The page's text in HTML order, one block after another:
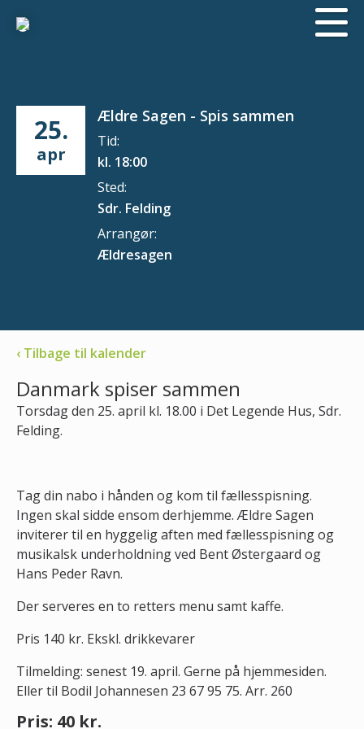
25.
apr
Ældre Sagen - Spis sammen
Tid:
kl. 18:00
Sted:
Sdr. Felding
Arrangør:
Ældresagen
‹ Tilbage til kalender
Danmark spiser sammen
Torsdag den 25. april kl. 18.00 i Det Legende Hus, Sdr.
Felding.
Tag din nabo i hånden og kom til fællesspisning.
Ingen skal sidde ensom derhjemme. Ældre Sagen
inviterer til en hyggelig aften med fællesspisning og
musikalsk underholdning ved Bent Østergaard og
Hans Peder Ravn.
Der serveres en to retters menu samt kaffe.
Pris 140 kr. Ekskl. drikkevarer
Tilmelding: senest 19. april. Gerne på hjemmesiden.
Eller til Bodil Johannesen 23 67 95 75. Arr. 260
Pris: 40 kr.